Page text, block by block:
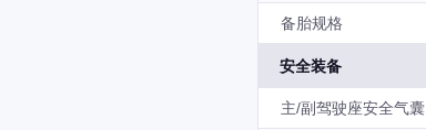
备胎规格
安全装备
主/副驾驶座安全气囊